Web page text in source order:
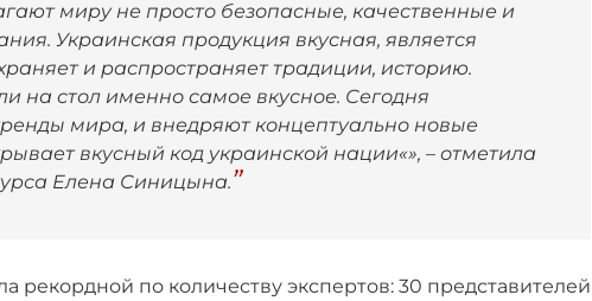
миру не просто безопасные, качественные и
Украинская продукция вкусная, является
и распространяет традиции, историю.
на стол именно самое вкусное. Сегодня
мира, и внедряют концептуально новые
вкусный код украинской нации«», – отметила
Елена Синицына.
рекордной по количеству экспертов: 30 представителей